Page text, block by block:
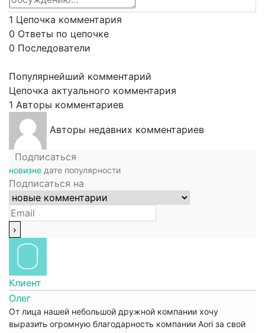
1 Цепочка комментария
0 Ответы по цепочке
0 Последователи
Популярнейший комментарий
Цепочка актуального комментария
1 Авторы комментариев
Авторы недавних комментариев
Подписаться
новизне дате популярности
Подписаться на
Клиент
Олег
От лица нашей небольшой дружной компании хочу
выразить огромную благодарность компании Aori за свой